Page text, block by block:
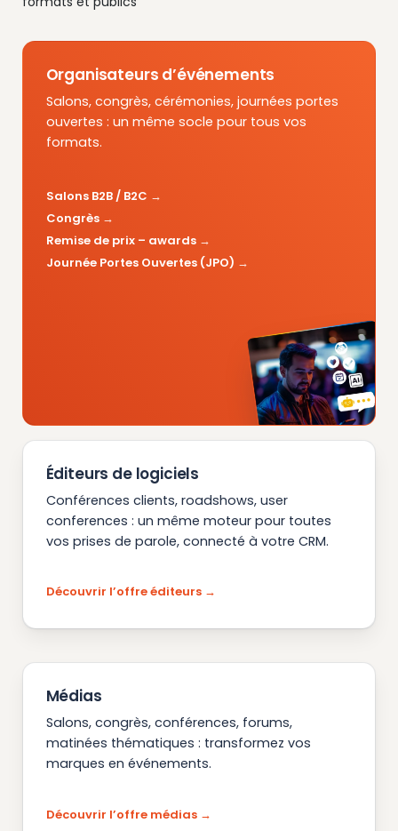
Organisateurs d’événements
Salons, congrès, cérémonies, journées portes
ouvertes : un même socle pour tous vos
formats.
Salons B2B / B2C
Congrès
Remise de prix – awards
Journée Portes Ouvertes (JPO)
Éditeurs de logiciels
Conférences clients, roadshows, user
conferences : un même moteur pour toutes
vos prises de parole, connecté à votre CRM.
Découvrir l’offre éditeurs
Médias
Salons, congrès, conférences, forums,
matinées thématiques : transformez vos
marques en événements.
Découvrir l’offre médias